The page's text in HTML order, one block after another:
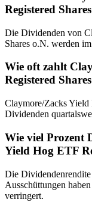
Registered
Die Dividenden von
Shares o.N. werden
Wie oft zahlt
Registered
Claymore/Zacks Yield
Dividenden
Wie viel Prozent
Yield Hog ETF
Die
Ausschüttungen
verringert.